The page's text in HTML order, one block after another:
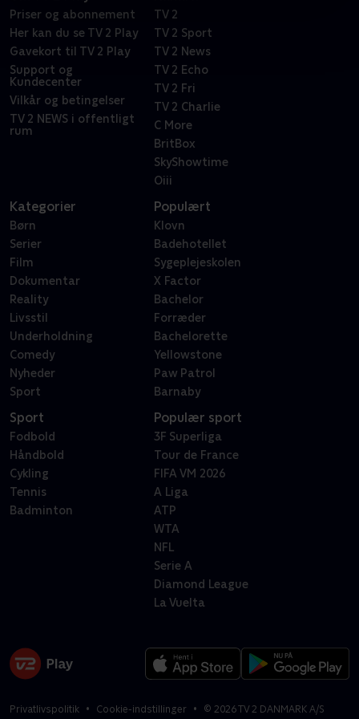
Priser og abonnement
Her kan du se TV 2 Play
Gavekort til TV 2 Play
Support og
Kundecenter
Vilkår og betingelser
TV 2 NEWS i offentligt
rum
TV 2
TV 2 Sport
TV 2 News
TV 2 Echo
TV 2 Fri
TV 2 Charlie
C More
BritBox
SkyShowtime
Oiii
Kategorier
Børn
Serier
Film
Dokumentar
Reality
Livsstil
Underholdning
Comedy
Nyheder
Sport
Populært
Klovn
Badehotellet
Sygeplejeskolen
X Factor
Bachelor
Forræder
Bachelorette
Yellowstone
Paw Patrol
Barnaby
Sport
Fodbold
Håndbold
Cykling
Tennis
Badminton
Populær sport
3F Superliga
Tour de France
FIFA VM 2026
A Liga
ATP
WTA
NFL
Serie A
Diamond League
La Vuelta
Privatlivspolitik Cookie-indstillinger © 2026TV 2 DANMARK A/S